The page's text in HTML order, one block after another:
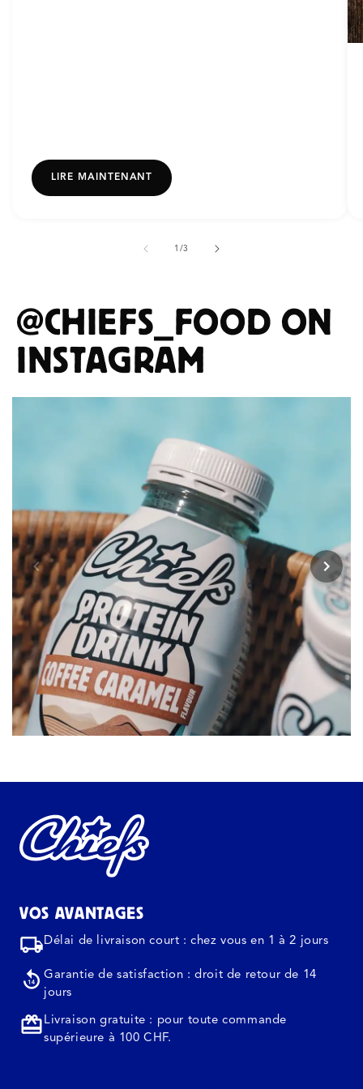
LIRE MAINTENANT
1 /de
3
@CHIEFS_FOOD ON
INSTAGRAM
VOS AVANTAGES
Délai de livraison court : chez vous en 1 à 2 jours
Garantie de satisfaction : droit de retour de 14
jours
Livraison gratuite : pour toute commande
supérieure à 100 CHF.